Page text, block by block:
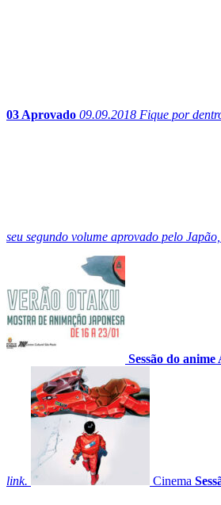
03 Aprovado 09.09.2018 Fique por
seu segundo volume aprovado pelo
Sessão do
link. Cinema